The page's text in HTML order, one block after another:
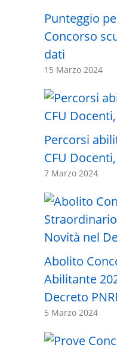
Punteggio
Concorso
dati
15 Marzo 2024
Percorsi
CFU
7 Marzo 2024
Abolito
Abilitante
Decreto
5 Marzo 2024